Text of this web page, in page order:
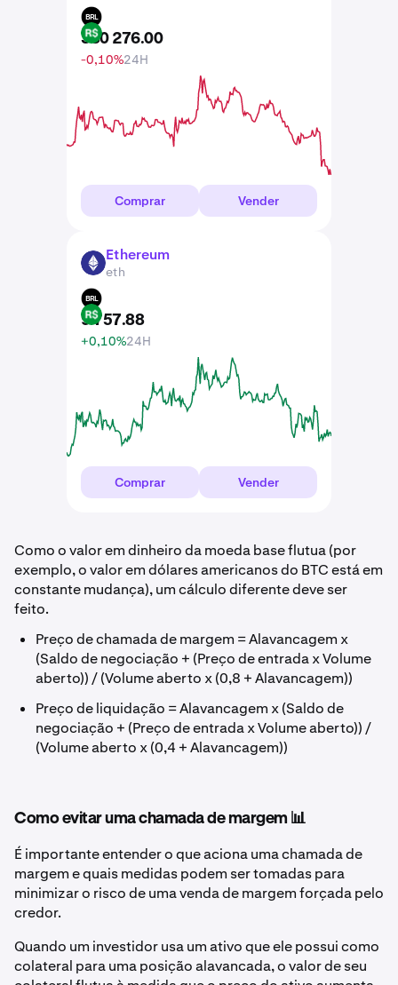
BRL
330 276.00
-0,10%24H
Comprar Vender
ETH Ethereum
eth
BRL
9 757.88
+0,10%24H
Comprar Vender
Como o valor em dinheiro da moeda base flutua (por
exemplo, o valor em dólares americanos do BTC está em
constante mudança), um cálculo diferente deve ser
feito.
Preço de chamada de margem = Alavancagem x
(Saldo de negociação + (Preço de entrada x Volume
aberto)) / (Volume aberto x (0,8 + Alavancagem))
Preço de liquidação = Alavancagem x (Saldo de
negociação + (Preço de entrada x Volume aberto)) /
(Volume aberto x (0,4 + Alavancagem))
Como evitar uma chamada de margem 📊
É importante entender o que aciona uma chamada de
margem e quais medidas podem ser tomadas para
minimizar o risco de uma venda de margem forçada pelo
credor.
Quando um investidor usa um ativo que ele possui como
colateral para uma posição alavancada, o valor de seu